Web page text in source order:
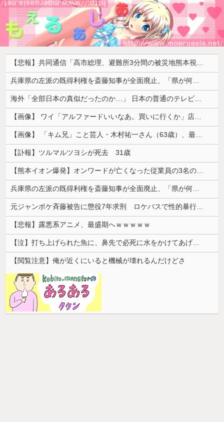
【悲報】共同通信「高市総理、避難所3分間の被災地熊本視察動画に批判！」 → 内閣報道官「避難所視察は51分間！大変な状況の中で、1時間近く受け入れていただき、感謝！」
兵庫県の左派の既得利権を斎藤知事が全面廃止、「県が何をするねん？」と存在意義そのものが不明で……
海外「全部日本の真似だったのか…」 日本の普通のテレビ番組が最新SNSの数十年先を行っていたと話題に
【画像】 ワイ「アルファードいいなあ。買いに行くか」店員「ほいっ見積もりな！」ワイ「金額おかしくね？」←お前らもそう思うよな？？？？？
【画像】 「キム兄」こと芸人・木村祐一さん（63歳）、最新の松本人志さんとのツーショットが完全に別人だとネット騒然！ 「マジで誰かわからん」...
【訃報】ツルマルツヨシが死去 31歳
【熊本イオン爆発】オンワードが亡くなった従業員の3名の経緯を説明
兵庫県の左派の既得利権を斎藤知事が全面廃止、「県が何をするねん？」と存在意義そのものが不明で……
元ジャンポケ斉藤被告に懲役7年求刑 ロケバスで性的暴行の罪
【悲報】露悪系アニメ、最盛期へｗｗｗｗｗ
【泣】打ち上げられた魚に、鼻先で必死に水をかけてあげる犬が話題
【閲覧注意】俺が近くにいると機械が壊れるんだけどさ